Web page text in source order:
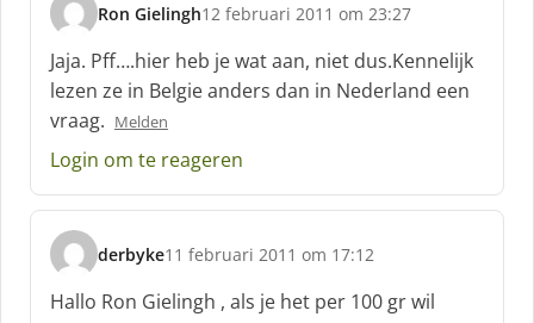
Ron Gielingh
s
c
h
r
e
e
:
12 februari 2011 om 23:27
Jaja. Pff….hier heb je wat aan, niet dus.Kennelijk
lezen ze in Belgie anders dan in Nederland een
vraag. Melden
Login om te reageren
derbyke
s
c
h
11 februari 2011 om 17:12
Hallo Ron Gielingh , als je het per 100 gr wil